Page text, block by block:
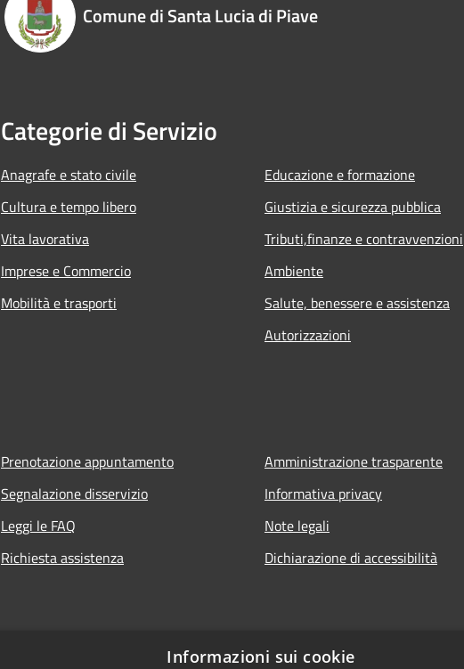
Comune di Santa Lucia di Piave
Categorie di Servizio
Anagrafe e stato civile
Cultura e tempo libero
Vita lavorativa
Imprese e Commercio
Mobilità e trasporti
Educazione e formazione
Giustizia e sicurezza pubblica
Tributi,finanze e contravvenzioni
Ambiente
Salute, benessere e assistenza
Autorizzazioni
Prenotazione appuntamento
Segnalazione disservizio
Leggi le FAQ
Richiesta assistenza
Amministrazione trasparente
Informativa privacy
Note legali
Dichiarazione di accessibilità
Informazioni sui cookie